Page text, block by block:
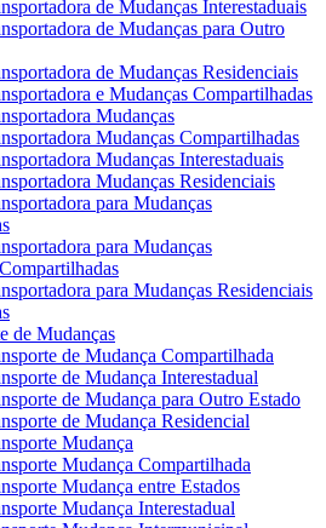
de Mudanças Interestaduais
de Mudanças para Outro
de Mudanças Residenciais
e Mudanças Compartilhadas
Mudanças
Mudanças Compartilhadas
Mudanças Interestaduais
Mudanças Residenciais
para Mudanças
para Mudanças
para Mudanças Residenciais
de Mudanças
de Mudança Compartilhada
de Mudança Interestadual
de Mudança para Outro Estado
de Mudança Residencial
Mudança
Mudança Compartilhada
Mudança entre Estados
Mudança Interestadual